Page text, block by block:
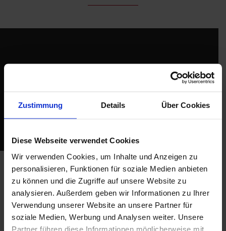
Zustimmung Details Über Cookies
Diese Webseite verwendet Cookies
Wir verwenden Cookies, um Inhalte und Anzeigen zu
personalisieren, Funktionen für soziale Medien anbieten
zu können und die Zugriffe auf unsere Website zu
analysieren. Außerdem geben wir Informationen zu Ihrer
Verwendung unserer Website an unsere Partner für
soziale Medien, Werbung und Analysen weiter. Unsere
Partner führen diese Informationen möglicherweise mit
Industrie 4.0 et manutention
connectée
Nous vivons chaque jour la connectivité. L'information
est au bout de nos doigts. De nouveaux standards dans la